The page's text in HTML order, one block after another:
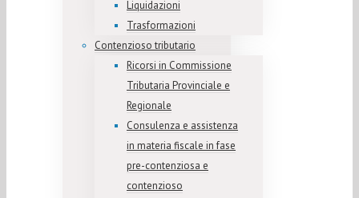
Liquidazioni
Trasformazioni
Contenzioso tributario
Ricorsi in Commissione
Tributaria Provinciale e
Regionale
Consulenza e assistenza
in materia fiscale in fase
pre-contenziosa e
contenzioso